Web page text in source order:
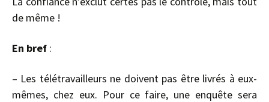
de même !
En bref :
– Les télétravailleurs ne doivent pas être livrés à eux-
mêmes, chez eux. Pour ce faire, une enquête sera